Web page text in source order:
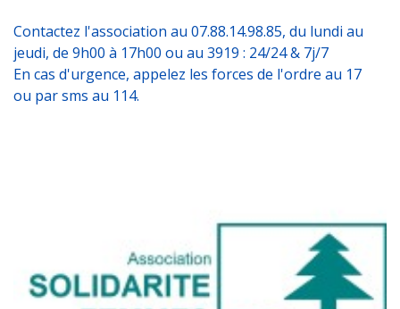
Contactez l'association au 07.88.14.98.85, du lundi au
jeudi, de 9h00 à 17h00 ou au 3919 : 24/24 & 7j/7
En cas d'urgence, appelez les forces de l'ordre au 17
ou par sms au 114.